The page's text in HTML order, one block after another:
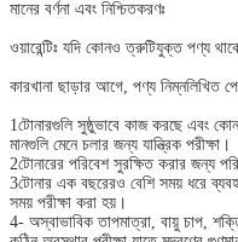
মানের বর্ণনা এবং নিশ্চিতকরণঃ
ওয়ারেন্টিঃ যদি কোনও ত্রুটিযুক্ত পণ্য
কারখানা ছাড়ার আগে, পণ্য নিম্নলিখিত
1টোনারগুলি সুষ্ঠুভাবে কাজ করছে এবং
মানগুলি মেনে চলার জন্য যান্ত্রিক পরীক্ষা।
2টোনারের পরিবেশ সুরক্ষিত করার জন্য
3টোনার এক বছরেরও বেশি সময় ধরে
সময় পরীক্ষা করা হয়।
4- অস্বাভাবিক তাপমাত্রা, বায়ু চাপ,